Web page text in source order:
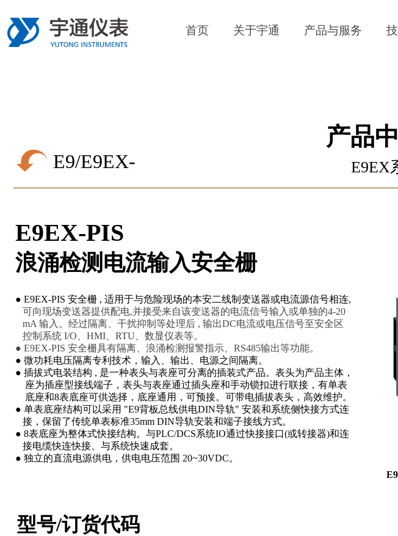
首页 关于宇通 产品与服务
E9/E9EX-
PIS
产品
E9EX
● E9EX-PIS 安全栅 , 适用于与危险现场的本安二线制变送器或电流源信号相连,
可向现场变送器提供配电,并接受来自该变送器的电流信号输入或单独的4-20
mA 输入。经过隔离、干扰抑制等处理后 , 输出DC电流或电压信号至安全区
控制系统 I/O、HMI、RTU、数显仪表等。
● E9EX-PIS 安全栅具有隔离、浪涌检测报警指示、RS485输出等功能。
● 微功耗电压隔离专利技术， 输入、输出、电源之间隔离。
● 插拔式电装结构 , 是一种表头与表座可分离的插装式产品。表头为产品主体，
座为插座型接线端子，表头与表座通过插头座和手动锁扣进行联接， 有单表
底座和8表底座可供选择，底座通用，可预接。可带电插拔表头，高效维护。
● 单表底座结构可以采用 "E9背板总线供电DIN导轨" 安装和系统侧快接方式连
接，保留了传统单表标准35mm DIN导轨安装和端子接线方式。
● 8表底座为整体式快接结构。 与PLC/DCS系统IO通过快接接口(或转接器)和连
接电缆快连快接、与系统快速成套。
● 独立的直流电源供电，供电电压范围 20~30VDC。
E9EX-PIS
浪涌检测电流输入安全栅
型号/订货代码